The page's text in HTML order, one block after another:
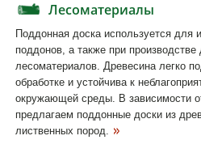
Лесоматериалы
Поддонная доска используется для
поддонов, а также при производстве
лесоматериалов. Древесина легко
обработке и устойчива к
окружающей среды. В зависимости
предлагаем поддонные доски из
лиственных пород.